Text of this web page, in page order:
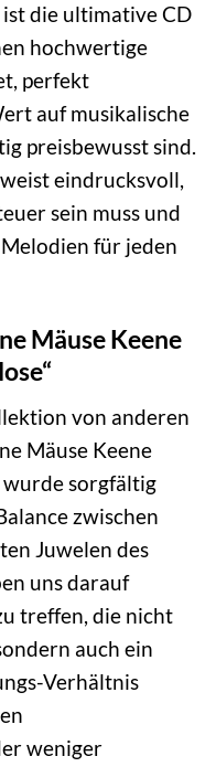
die ultimative CD
hochwertige
perfekt
auf musikalische
preisbewusst sind.
eindrucksvoll,
sein muss und
für jeden
Mäuse Keene
von anderen
Mäuse Keene
wurde sorgfältig
zwischen
Juwelen des
uns darauf
treffen, die nicht
auch ein
Verhältnis
weniger